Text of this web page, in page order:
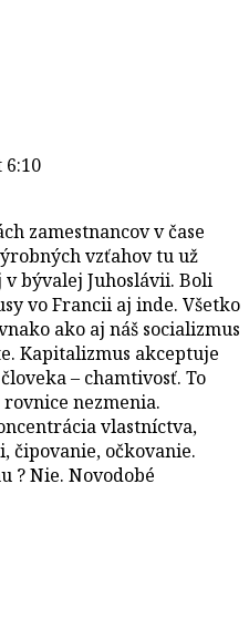
6:10
zamestnancov v čase
vzťahov tu už
bývalej Juhoslávii. Boli
vo Francii aj inde. Všetko
ako aj náš socializmus
Kapitalizmus akceptuje
– chamtivosť. To
nezmenia.
vlastníctva,
čipovanie, očkovanie.
? Nie. Novodobé